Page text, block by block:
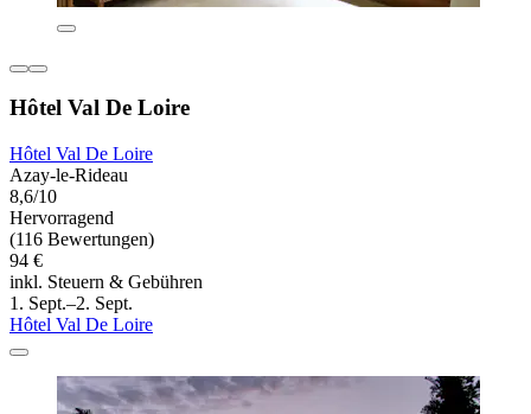
Hôtel Val De Loire
Hôtel Val De Loire
Azay-le-Rideau
8,6/10
Hervorragend
(116 Bewertungen)
94 €
inkl. Steuern & Gebühren
1. Sept.–2. Sept.
Hôtel Val De Loire